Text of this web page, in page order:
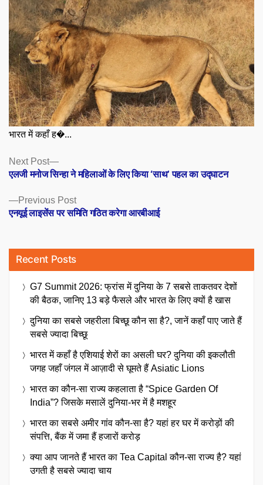
भारत में कहाँ ह�...
Posts
navigation
Previous PostPrevious
post:
एनयूई लाइसेंस पर समिति गठित करेगा आरबीआई
Next Post
Next
post:
एलजी मनोज सिन्हा ने महिलाओं के लिए किया ‘साथ’ पहल का उद्घाटन
Recent Posts
G7 Summit 2026: फ्रांस में दुनिया के 7 सबसे ताकतवर देशों
की बैठक, जानिए 13 बड़े फैसले और भारत के लिए क्यों है खास
दुनिया का सबसे जहरीला बिच्छू कौन सा है?, जानें कहाँ पाए जाते हैं
सबसे ज्यादा बिच्छू
भारत में कहाँ है एशियाई शेरों का असली घर? दुनिया की इकलौती
जगह जहाँ जंगल में आज़ादी से घूमते हैं Asiatic Lions
भारत का कौन-सा राज्य कहलाता है “Spice Garden Of
India”? जिसके मसालें दुनिया-भर में है मशहूर
भारत का सबसे अमीर गांव कौन-सा है? यहां हर घर में करोड़ों की
संपत्ति, बैंक में जमा हैं हजारों करोड़
क्या आप जानते हैं भारत का Tea Capital कौन-सा राज्य है? यहां
उगती है सबसे ज्यादा चाय